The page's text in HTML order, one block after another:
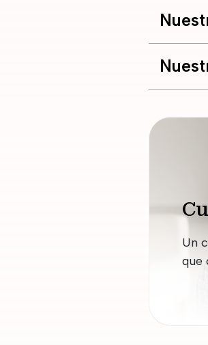
Un
que